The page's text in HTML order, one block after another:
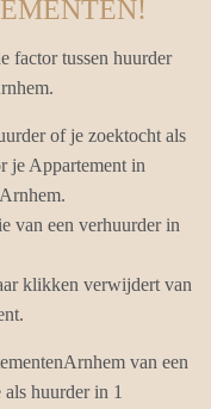
factor tussen huurder
of je zoektocht als
je Appartement in
van een verhuurder in
klikken verwijdert van
van een
huurder in 1